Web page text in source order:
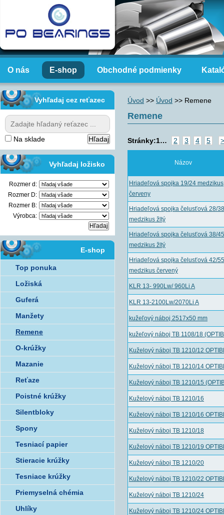
O nás E-shop Obchodné podmienky
Úvod >> Úvod >> Remene
Remene
Stránky:1 2 3 4 5
…
Názov
Hriadeľová spojka 19/24 medzikus
červeny
Hriadeľová spojka čelusťová 28/38
medzikus žltý
Hriadeľová spojka čelusťová 38/45
medzikus žltý
Hriadeľová spojka čelusťová 42/55
medzikus červený
KLR 13- 990Lw/ 960Li A
KLR 13-2100Lw/2070Li A
kužeľový náboj 2517x50 mm
kužeľový náboj TB 1108/18
Kuželový náboj TB 1210/12
Kuželový náboj TB 1210/14
Kuželový náboj TB 1210/15
Kuželový náboj TB 1210/16
Kuželový náboj TB 1210/16
Kuželový náboj TB 1210/18
Kuželový náboj TB 1210/19
Kuželový náboj TB 1210/20
Kuželový náboj TB 1210/22
Kuželový náboj TB 1210/24
Kuželový náboj TB 1210/24
Vyhľadaj cez reťazec
Na sklade
Vyhľadaj ložisko
Rozmer d:
Rozmer D:
Rozmer B:
Výrobca:
E-shop
Top ponuka
Ložiská
Guferá
Manžety
Remene
O-krúžky
Mazanie
Reťaze
Poistné krúžky
Silentbloky
Spony
Tesniací papier
Stieracie krúžky
Tesniace krúžky
Priemyselná chémia
Uhlíky